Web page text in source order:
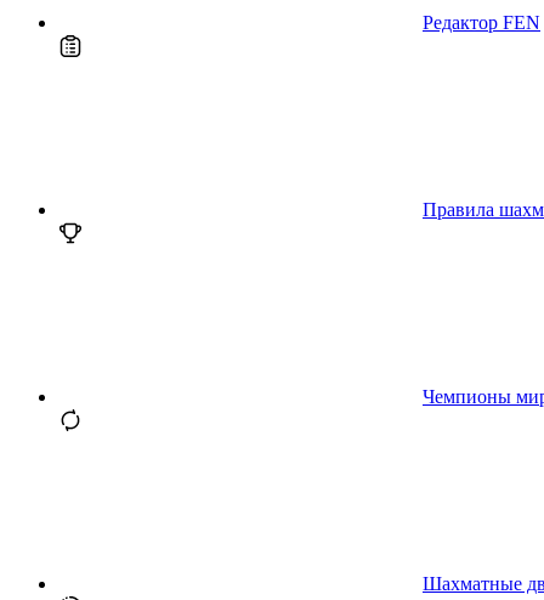
Редактор FEN
Правила
Чемпионы
Шахматные